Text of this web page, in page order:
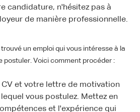
candidature, n'hésitez pas à
de manière professionnelle.
un emploi qui vous intéresse à la
postuler. Voici comment procéder :
et votre lettre de motivation
vous postulez. Mettez en
et l'expérience qui